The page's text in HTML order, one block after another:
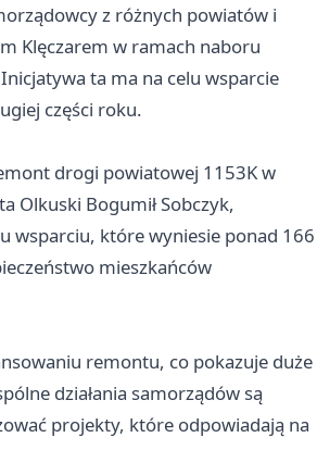
z różnych powiatów i
Klęczarem w ramach naboru
ta ma na celu wsparcie
części roku.
drogi powiatowej 1153K w
Olkuski Bogumił Sobczyk,
wsparciu, które wyniesie ponad 166
mieszkańców
remontu, co pokazuje duże
działania samorządów są
projekty, które odpowiadają na